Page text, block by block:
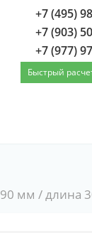
+7 (495)
+7 (903)
+7 (977)
Быстрый
мм / длина